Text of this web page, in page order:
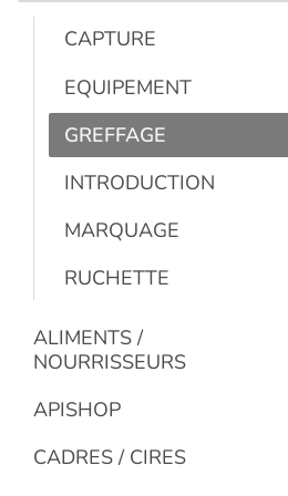
CAPTURE
EQUIPEMENT
GREFFAGE
INTRODUCTION
MARQUAGE
RUCHETTE
ALIMENTS /
NOURRISSEURS
APISHOP
CADRES / CIRES